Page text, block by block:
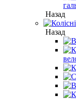
Назад
Назад